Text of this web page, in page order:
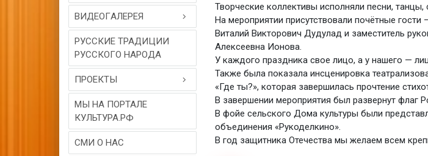
ВИДЕОГAЛЕРЕЯ
РУССКИЕ ТРАДИЦИИ
РУССКОГО НАРОДА
ПРОЕКТЫ
МЫ НА ПОРТАЛЕ
КУЛЬТУРА.РФ
СМИ О НАС
Творческие коллективы исполняли песни, танцы,
На мероприятии присутствовали почётные
Виталий Викторович Дудулад и заместитель
Алексеевна Ионова.
У каждого праздника свое лицо, а у нашего —
Также была показала инсценировка
«Где ты?», которая завершилась прочтение
В завершении мероприятия был развернут флаг
В фойе сельского Дома культуры были
объединения «Рукоделкино».
В год защитника Отечества мы желаем всем